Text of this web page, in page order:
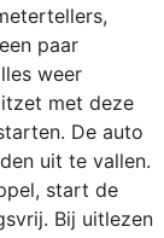
paar
weer
met deze
De auto
uit te vallen.
start de
Bij uitlezen